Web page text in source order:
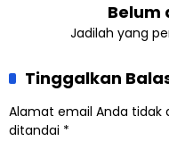
Belum
Jadilah yang
Tinggalkan
Alamat email Anda tidak
ditandai *